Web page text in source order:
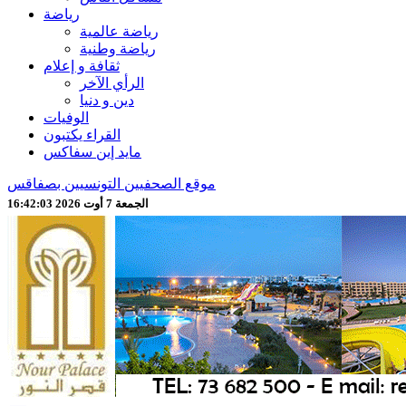
رياضة
رياضة عالمية
رياضة وطنية
ثقافة و إعلام
الرأي الآخر
دين و دنيا
الوفيات
القراء يكتبون
مايد إين سفاكس
موقع الصحفيين التونسيين بصفاقس
الجمعة 7 أوت 2026 16:42:04